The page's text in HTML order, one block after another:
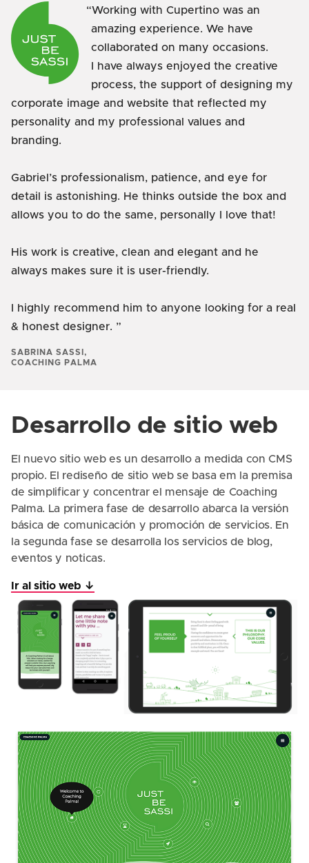
Working with Cupertino was an
amazing experience. We have
collaborated on many occasions.
I have always enjoyed the creative
process, the support of designing my
corporate image and website that reflected my
personality and my professional values and
branding.
Gabriel’s professionalism, patience, and eye for
detail is astonishing. He thinks outside the box and
allows you to do the same, personally I love that!
His work is creative, clean and elegant and he
always makes sure it is user-friendly.
I highly recommend him to anyone looking for a real
& honest designer.
SABRINA SASSI,
COACHING PALMA
Desarrollo de sitio web
El nuevo sitio web es un desarrollo a medida con CMS
propio. El rediseño de sitio web se basa em la premisa
de simplificar y concentrar el mensaje de Coaching
Palma. La primera fase de desarrollo abarca la versión
básica de comunicación y promoción de servicios. En
la segunda fase se desarrolla los servicios de blog,
eventos y noticas.
Ir al sitio web ↓